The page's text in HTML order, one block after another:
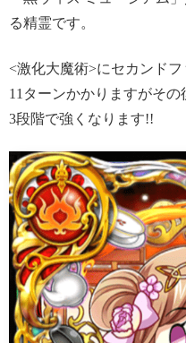
る精霊です。
<激化大魔術>にセカンド
11ターンかかりますがそ
3段階で強くなります!!